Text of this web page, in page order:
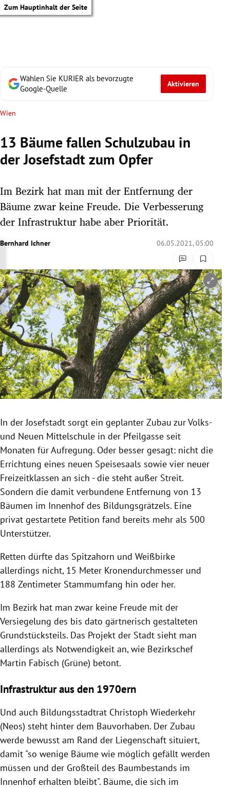
Zum Hauptinhalt der Seite
Untermenü
Untermenü
Untermenü
Untermenü
Untermenü
Untermenü
Untermenü
Untermenü
Wählen Sie KURIER als bevorzugte
Google-Quelle
Aktivieren
Wien
13 Bäume fallen Schulzubau in
der Josefstadt zum Opfer
Im Bezirk hat man mit der Entfernung der
Bäume zwar keine Freude. Die Verbesserung
der Infrastruktur habe aber Priorität.
Bernhard Ichner 06.05.2021, 05:00
Copyright-Hinweis öffnen/schließen
In der Josefstadt sorgt ein geplanter Zubau zur Volks-
und Neuen Mittelschule in der Pfeilgasse seit
Monaten für Aufregung. Oder besser gesagt: nicht die
Errichtung eines neuen Speisesaals sowie vier neuer
Freizeitklassen an sich - die steht außer Streit.
Sondern die damit verbundene Entfernung von 13
Bäumen im Innenhof des Bildungsgrätzels. Eine
privat gestartete Petition fand bereits mehr als 500
Unterstützer.
Retten dürfte das Spitzahorn und Weißbirke
allerdings nicht, 15 Meter Kronendurchmesser und
188 Zentimeter Stammumfang hin oder her.
Im Bezirk hat man zwar keine Freude mit der
Versiegelung des bis dato gärtnerisch gestalteten
Grundstücksteils. Das Projekt der Stadt sieht man
allerdings als Notwendigkeit an, wie Bezirkschef
Martin Fabisch (Grüne) betont.
Infrastruktur aus den 1970ern
Und auch Bildungsstadtrat Christoph Wiederkehr
(Neos) steht hinter dem Bauvorhaben. Der Zubau
werde bewusst am Rand der Liegenschaft situiert,
damit "so wenige Bäume wie möglich gefällt werden
müssen und der Großteil des Baumbestands im
Innenhof erhalten bleibt". Bäume, die sich im